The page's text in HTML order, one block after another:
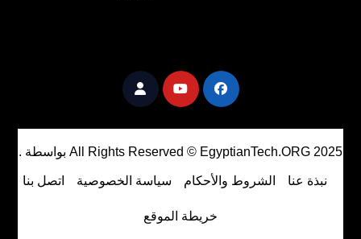
All Rights Reserved © EgyptianTech.ORG 2025 بواسطة .
نبذة عنا الشروط والأحكام سياسة الخصوصية اتصل بنا
خريطة الموقع